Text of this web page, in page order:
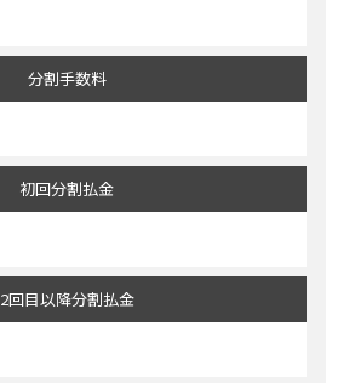
分割手数料
初回分割払金
2回目以降分割払金